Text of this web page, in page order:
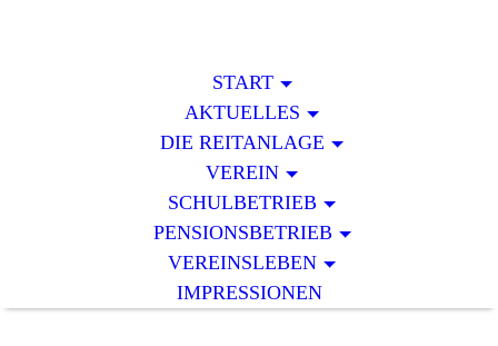
START
AKTUELLES
DIE REITANLAGE
VEREIN
SCHULBETRIEB
PENSIONSBETRIEB
VEREINSLEBEN
IMPRESSIONEN